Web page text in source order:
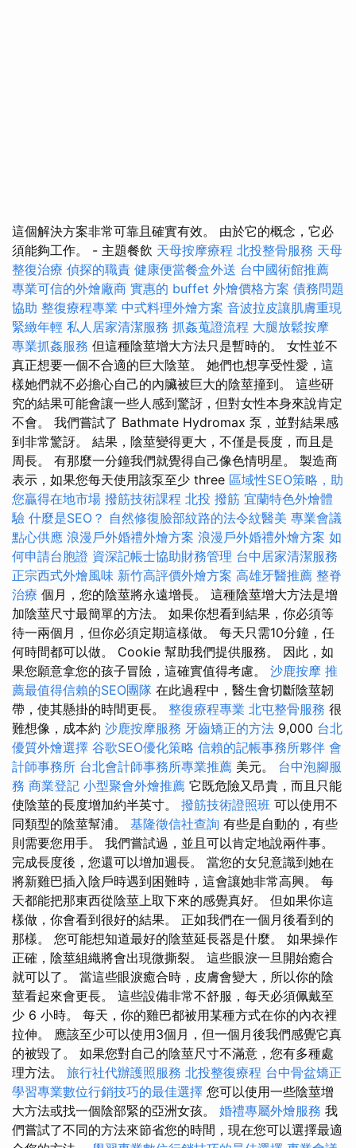
這個解決方案非常可靠且確實有效。 由於它的概念，它必
須能夠工作。 - 主題餐飲 天母按摩療程 北投整骨服務 天母
整復治療 偵探的職責 健康便當餐盒外送 台中國術館推薦
專業可信的外燴廠商 實惠的 buffet 外燴價格方案 債務問題
協助 整復療程專業 中式料理外燴方案 音波拉皮讓肌膚重現
緊緻年輕 私人居家清潔服務 抓姦蒐證流程 大腿放鬆按摩
專業抓姦服務 但這種陰莖增大方法只是暫時的。 女性並不
真正想要一個不合適的巨大陰莖。 她們也想享受性愛，這
樣她們就不必擔心自己的內臟被巨大的陰莖撞到。 這些研
究的結果可能會讓一些人感到驚訝，但對女性本身來說肯定
不會。 我們嘗試了 Bathmate Hydromax 泵，並對結果感
到非常驚訝。 結果，陰莖變得更大，不僅是長度，而且是
周長。 有那麼一分鐘我們就覺得自己像色情明星。 製造商
表示，如果您每天使用該泵至少 three 區域性SEO策略，助
您贏得在地市場 撥筋技術課程 北投 撥筋 宜蘭特色外燴體
驗 什麼是SEO？ 自然修復臉部紋路的法令紋醫美 專業會議
點心供應 浪漫戶外婚禮外燴方案 浪漫戶外婚禮外燴方案 如
何申請台胞證 資深記帳士協助財務管理 台中居家清潔服務
正宗西式外燴風味 新竹高評價外燴方案 高雄牙醫推薦 整脊
治療 個月，您的陰莖將永遠增長。 這種陰莖增大方法是增
加陰莖尺寸最簡單的方法。 如果你想看到結果，你必須等
待一兩個月，但你必須定期這樣做。 每天只需10分鐘，任
何時間都可以做。 Cookie 幫助我們提供服務。 因此，如
果您願意拿您的孩子冒險，這確實值得考慮。 沙鹿按摩 推
薦最值得信賴的SEO團隊 在此過程中，醫生會切斷陰莖韌
帶，使其懸掛的時間更長。 整復療程專業 北屯整骨服務 很
難想像，成本約 沙鹿按摩服務 牙齒矯正的方法 9,000 台北
優質外燴選擇 谷歌SEO優化策略 信賴的記帳事務所夥伴 會
計師事務所 台北會計師事務所專業推薦 美元。 台中泡腳服
務 商業登記 小型聚會外燴推薦 它既危險又昂貴，而且只能
使陰莖的長度增加約半英寸。 撥筋技術證照班 可以使用不
同類型的陰莖幫浦。 基隆徵信社查詢 有些是自動的，有些
則需要您用手。 我們嘗試過，並且可以肯定地說兩件事。
完成長度後，您還可以增加週長。 當您的女兒意識到她在
將新雞巴插入陰戶時遇到困難時，這會讓她非常高興。 每
天都能把那東西從陰莖上取下來的感覺真好。 但如果你這
樣做，你會看到很好的結果。 正如我們在一個月後看到的
那樣。 您可能想知道最好的陰莖延長器是什麼。 如果操作
正確，陰莖組織將會出現微撕裂。 這些眼淚一旦開始癒合
就可以了。 當這些眼淚癒合時，皮膚會變大，所以你的陰
莖看起來會更長。 這些設備非常不舒服，每天必須佩戴至
少 6 小時。 每天，你的雞巴都被用某種方式在你的內衣裡
拉伸。 應該至少可以使用3個月，但一個月後我們感覺它真
的被毀了。 如果您對自己的陰莖尺寸不滿意，您有多種處
理方法。 旅行社代辦護照服務 北投整復療程 台中骨盆矯正
學習專業數位行銷技巧的最佳選擇 您可以使用一些陰莖增
大方法或找一個陰部緊的亞洲女孩。 婚禮專屬外燴服務 我
們嘗試了不同的方法來節省您的時間，現在您可以選擇最適